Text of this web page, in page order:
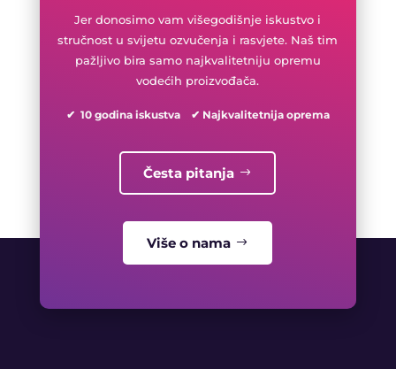
Jer donosimo vam višegodišnje iskustvo i
stručnost u svijetu ozvučenja i rasvjete. Naš tim
pažljivo bira samo najkvalitetniju opremu
vodećih proizvođača.
✔ 10 godina iskustva ✔ Najkvalitetnija oprema
Česta pitanja
Više o nama